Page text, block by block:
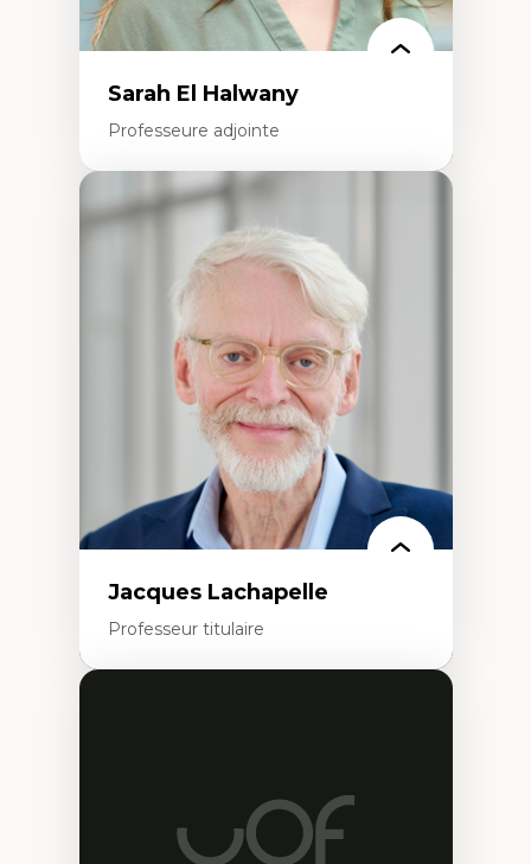
Sarah El Halwany
Professeure adjointe
Expertises
Les apports pédagogiques des théories de
l'affect, du posthumanisme, du féminisme
dans l'éducation aux sciences
L'apprentissage des sciences/STIM dans une
perspective socioécologique de care
L’insertion professionnelle des
enseignant.e.s
Jacques Lachapelle
Professeur titulaire
l'environnement bâti
Conception de projet en milieu existant
Analyse critique en architecture et
enseignement du design architectural et